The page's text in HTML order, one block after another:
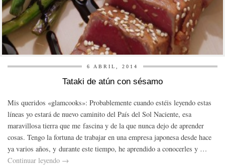
6 ABRIL, 2014
Tataki de atún con sésamo
Mis queridos «glamcooks»: Probablemente cuando estéis leyendo estas
líneas yo estará de nuevo caminito del País del Sol Naciente, esa
maravillosa tierra que me fascina y de la que nunca dejo de aprender
cosas. Tengo la fortuna de trabajar en una empresa japonesa desde hace
ya varios años, y durante este tiempo, he aprendido a conocerles y …
Continuar leyendo →